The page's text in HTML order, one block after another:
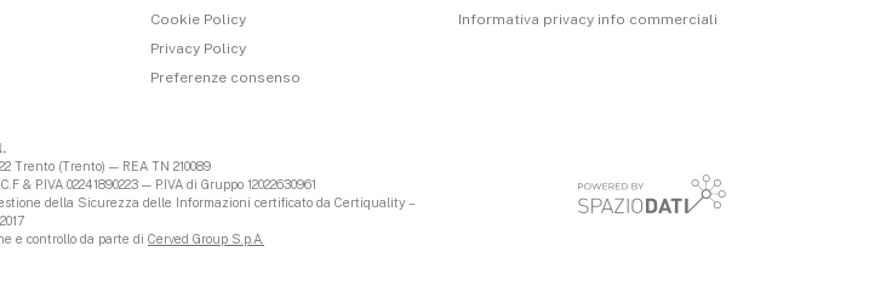
Cookie Policy
Privacy Policy
Preferenze consenso
Informativa privacy info commerciali
Trento (Trento) — REA TN 210089
& P.IVA 02241890223 — P.IVA di Gruppo 12022630961
della Sicurezza delle Informazioni certificato da Certiquality –
e controllo da parte di Cerved Group S.p.A.